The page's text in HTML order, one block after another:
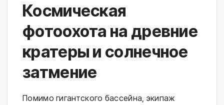
Космическая
фотоохота на древние
кратеры и солнечное
затмение
Помимо гигантского бассейна, экипаж